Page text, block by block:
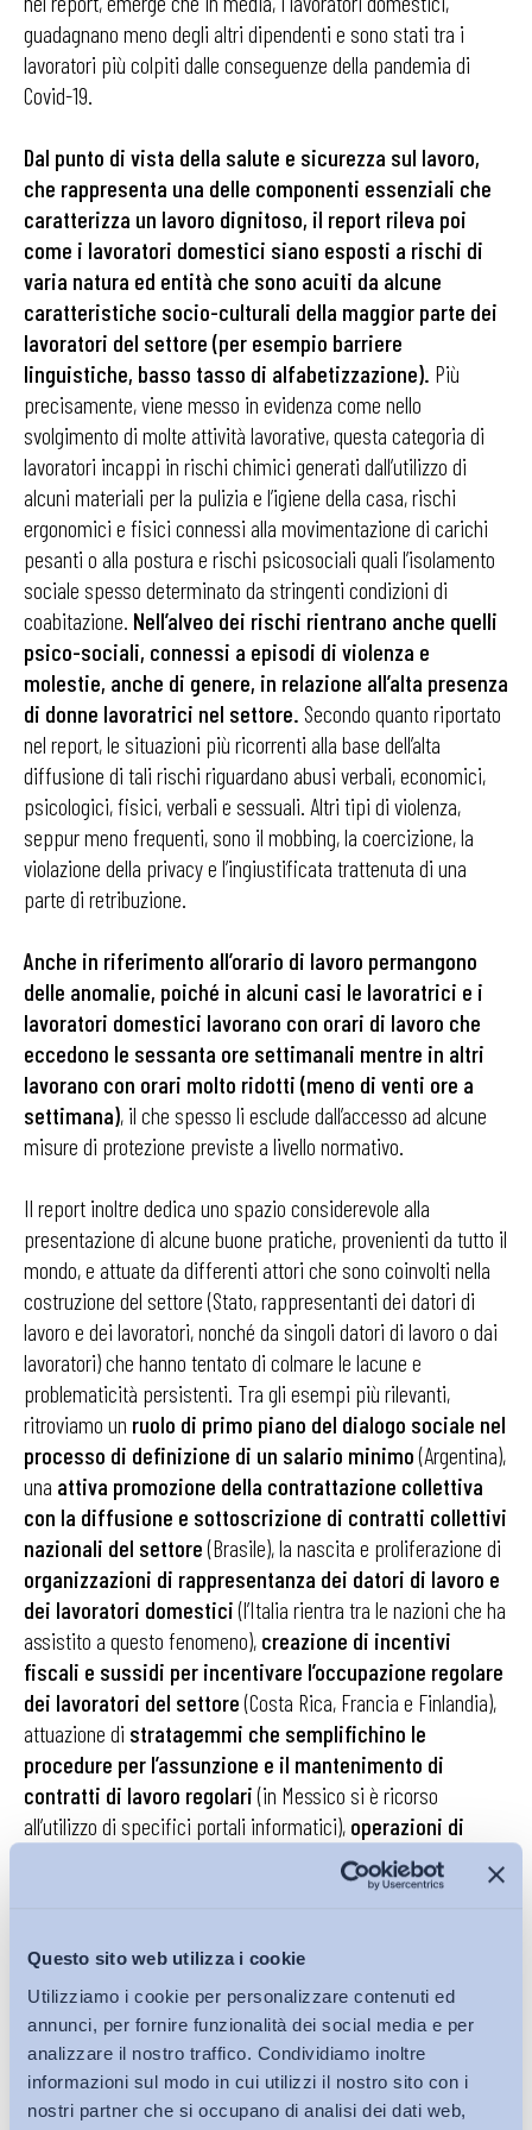
Questo sito web utilizza i cookie
Utilizziamo i cookie per personalizzare contenuti ed
annunci, per fornire funzionalità dei social media e per
analizzare il nostro traffico. Condividiamo inoltre
informazioni sul modo in cui utilizzi il nostro sito con i
nostri partner che si occupano di analisi dei dati web,
guadagnano meno degli altri dipendenti e sono stati tra i
lavoratori più colpiti dalle conseguenze della pandemia di
Covid-19.
Dal punto di vista della salute e sicurezza sul lavoro,
che rappresenta una delle componenti essenziali che
caratterizza un lavoro dignitoso, il report rileva poi
come i lavoratori domestici siano esposti a rischi di
varia natura ed entità che sono acuiti da alcune
caratteristiche socio-culturali della maggior parte dei
lavoratori del settore (per esempio barriere
linguistiche, basso tasso di alfabetizzazione). Più
precisamente, viene messo in evidenza come nello
svolgimento di molte attività lavorative, questa categoria di
lavoratori incappi in rischi chimici generati dall’utilizzo di
alcuni materiali per la pulizia e l’igiene della casa, rischi
ergonomici e fisici connessi alla movimentazione di carichi
pesanti o alla postura e rischi psicosociali quali l’isolamento
sociale spesso determinato da stringenti condizioni di
coabitazione. Nell’alveo dei rischi rientrano anche quelli
psico-sociali, connessi a episodi di violenza e
molestie, anche di genere, in relazione all’alta presenza
di donne lavoratrici nel settore. Secondo quanto riportato
nel report, le situazioni più ricorrenti alla base dell’alta
diffusione di tali rischi riguardano abusi verbali, economici,
psicologici, fisici, verbali e sessuali. Altri tipi di violenza,
seppur meno frequenti, sono il mobbing, la coercizione, la
violazione della privacy e l’ingiustificata trattenuta di una
parte di retribuzione.
Anche in riferimento all’orario di lavoro permangono
delle anomalie, poiché in alcuni casi le lavoratrici e i
lavoratori domestici lavorano con orari di lavoro che
eccedono le sessanta ore settimanali mentre in altri
lavorano con orari molto ridotti (meno di venti ore a
settimana), il che spesso li esclude dall’accesso ad alcune
misure di protezione previste a livello normativo.
Il report inoltre dedica uno spazio considerevole alla
presentazione di alcune buone pratiche, provenienti da tutto il
mondo, e attuate da differenti attori che sono coinvolti nella
costruzione del settore (Stato, rappresentanti dei datori di
lavoro e dei lavoratori, nonché da singoli datori di lavoro o dai
lavoratori) che hanno tentato di colmare le lacune e
problematicità persistenti. Tra gli esempi più rilevanti,
ritroviamo un ruolo di primo piano del dialogo sociale nel
processo di definizione di un salario minimo(Argentina),
una attiva promozione della contrattazione collettiva
con la diffusione e sottoscrizione di contratti collettivi
nazionali del settore(Brasile), la nascita e proliferazione di
organizzazioni di rappresentanza dei datori di lavoro e
dei lavoratori domestici(l’Italia rientra tra le nazioni che ha
assistito a questo fenomeno), creazione di incentivi
fiscali e sussidi per incentivare l’occupazione regolare
dei lavoratori del settore(Costa Rica, Francia e Finlandia),
attuazione di stratagemmi che semplifichino le
procedure per l’assunzione e il mantenimento di
contratti di lavoro regolari(in Messico si è ricorso
all’utilizzo di specifici portali informatici), operazioni di
sensibilizzazione dei datori di lavoro e dei lavoratori
(Paraguay, Argentina e Indonesia) e
attraverso l’ideazione di regole di ispezione ad hoc per
Su questi punti, occorre osservare che, seppur siano
stati compiuti dei passi in avanti e i singoli Paesi si
siano attivati per promuovere strategiee a introdurre